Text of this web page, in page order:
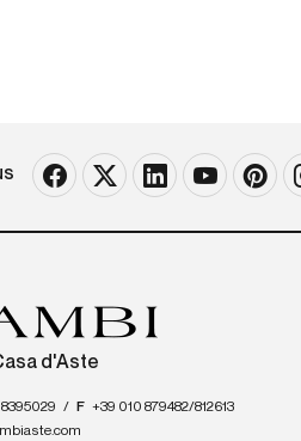
d'Aste
/ F +39 010 879482/812613